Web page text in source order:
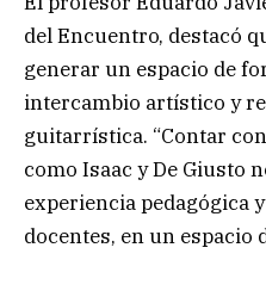
del Encuentro, destacó
generar un espacio de
intercambio artístico y
guitarrística. “Contar
como Isaac y De Giusto
experiencia pedagógica
docentes, en un espacio